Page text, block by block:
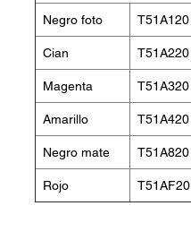
Negro foto T51A120
Cian T51A220
Magenta T51A320
Amarillo T51A420
Negro mate T51A820
Rojo T51AF20